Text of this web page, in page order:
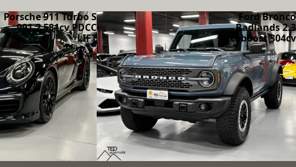
Porsche 911 Turbo S
991.2 581cv PDCC
LIFT
Ford Bronco
Badlands 2.3
Ecoboost 304cv